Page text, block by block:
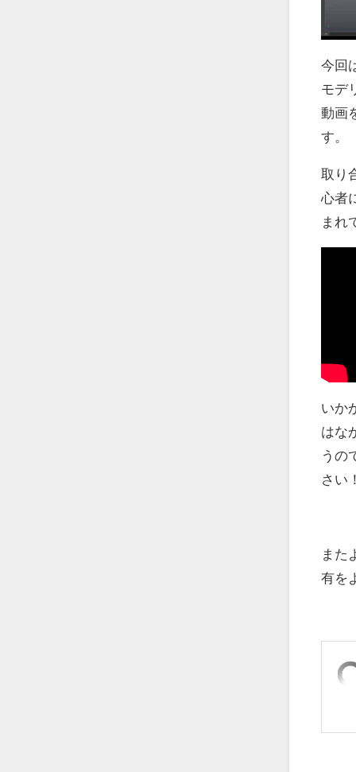
今回
モデ
動画
す。
取り
心者
まれ
いか
はな
うの
さい
また
有を